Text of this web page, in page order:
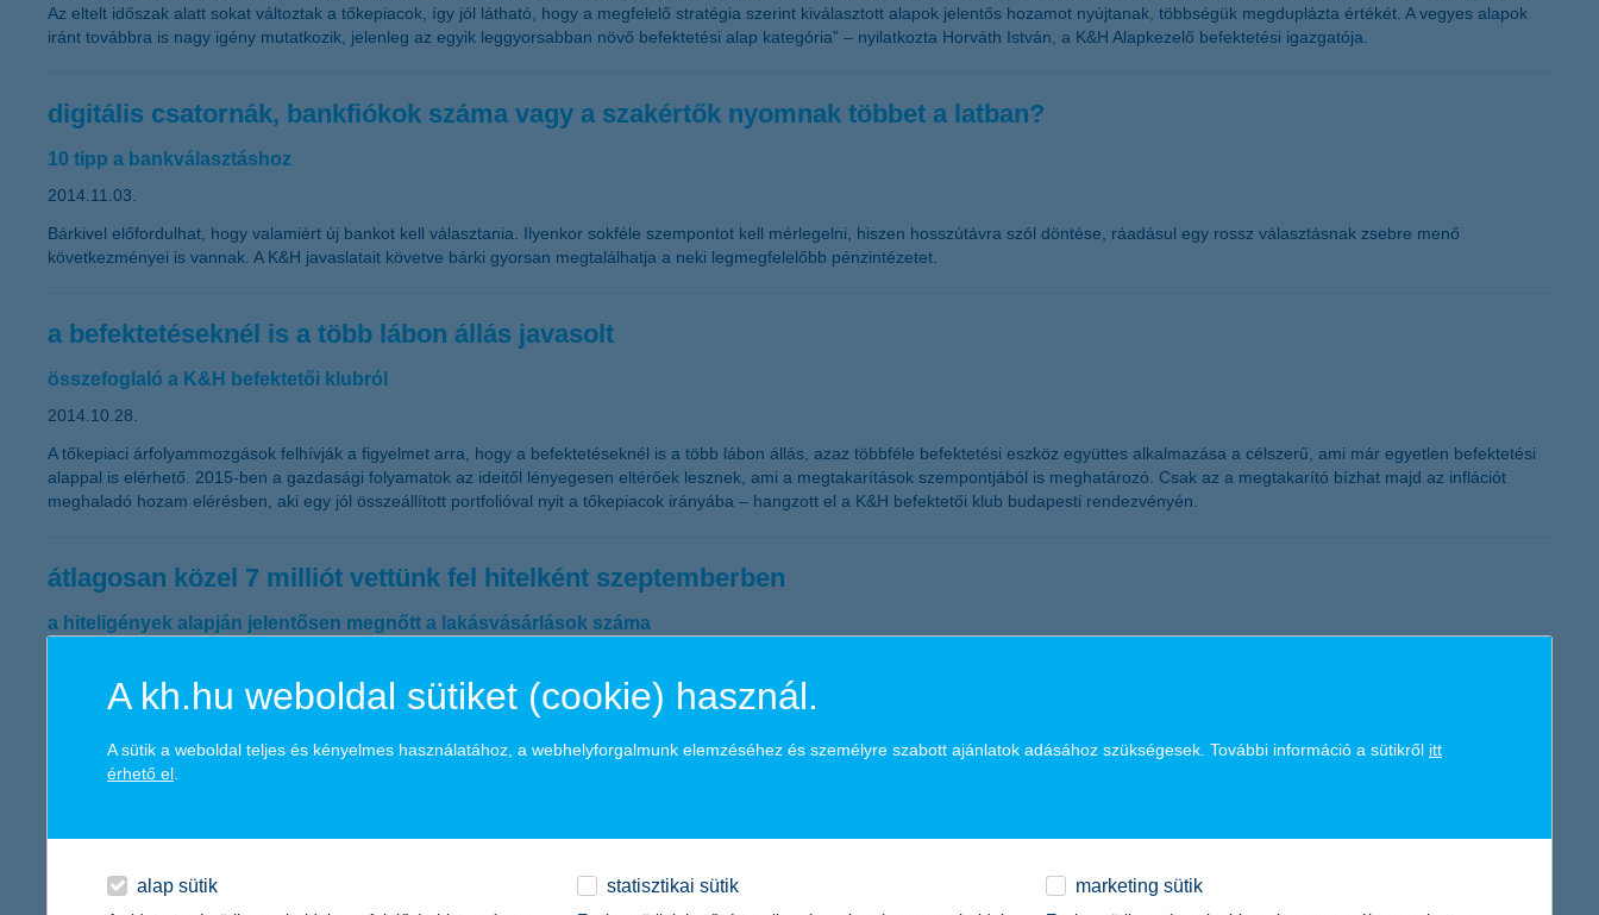
Az eltelt időszak alatt sokat változtak a tőkepiacok, így jól látható, hogy a megfelelő stratégia szerint kiválasztott alapok jelentős hozamot nyújtanak, többségük megduplázta értékét. A vegyes alapok
iránt továbbra is nagy igény mutatkozik, jelenleg az egyik leggyorsabban növő befektetési alap kategória” – nyilatkozta Horváth István, a K&H Alapkezelő befektetési igazgatója.
digitális csatornák, bankfiókok száma vagy a szakértők nyomnak többet a latban?
10 tipp a bankválasztáshoz
2014.11.03.
Bárkivel előfordulhat, hogy valamiért új bankot kell választania. Ilyenkor sokféle szempontot kell mérlegelni, hiszen hosszútávra szól döntése, ráadásul egy rossz választásnak zsebre menő
következményei is vannak. A K&H javaslatait követve bárki gyorsan megtalálhatja a neki legmegfelelőbb pénzintézetet.
a befektetéseknél is a több lábon állás javasolt
összefoglaló a K&H befektetői klubról
2014.10.28.
A tőkepiaci árfolyammozgások felhívják a figyelmet arra, hogy a befektetéseknél is a több lábon állás, azaz többféle befektetési eszköz együttes alkalmazása a célszerű, ami már egyetlen befektetési
alappal is elérhető. 2015-ben a gazdasági folyamatok az ideitől lényegesen eltérőek lesznek, ami a megtakarítások szempontjából is meghatározó. Csak az a megtakarító bízhat majd az inflációt
meghaladó hozam elérésben, aki egy jól összeállított portfolióval nyit a tőkepiacok irányába – hangzott el a K&H befektetői klub budapesti rendezvényén.
átlagosan közel 7 milliót vettünk fel hitelként szeptemberben
a hiteligények alapján jelentősen megnőtt a lakásvásárlások száma
A K&H Csoport adatai alapján szeptemberben jelentősen felfutottak a lakásvásárlások, legalábbis a hiteligények ezt mutatják. Átlagosan 6,8 millió forint hitelt vettek fel az emberek. Budapest mellett
Kecskeméten, Győrben, Debrecenben és Székesfehérváron igényelték a legtöbb lakáshitelt.
az ügyfelek választották a legjobbnak a K&H biztosítóját
2014.10.22.
A kh.hu weboldal sütiket (cookie) használ.
A sütik a weboldal teljes és kényelmes használatához, a webhelyforgalmunk elemzéséhez és személyre szabott ajánlatok adásához szükségesek. További információ a sütikről itt
érhető el
alap sütik statisztikai sütik marketing sütik